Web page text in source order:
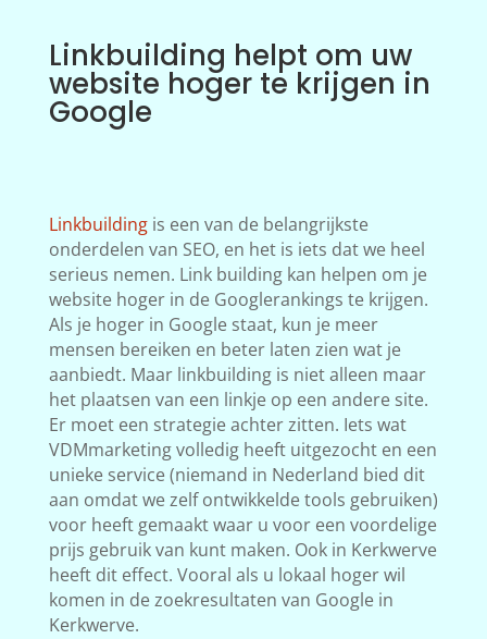
Linkbuilding helpt om uw
website hoger te krijgen in
Google
Linkbuildingis een van de belangrijkste
onderdelen van SEO, en het is iets dat we heel
serieus nemen. Link building kan helpen om je
website hoger in de Googlerankings te krijgen.
Als je hoger in Google staat, kun je meer
mensen bereiken en beter laten zien wat je
aanbiedt. Maar linkbuilding is niet alleen maar
het plaatsen van een linkje op een andere site.
Er moet een strategie achter zitten. Iets wat
VDMmarketing volledig heeft uitgezocht en een
unieke service (niemand in Nederland bied dit
aan omdat we zelf ontwikkelde tools gebruiken)
voor heeft gemaakt waar u voor een voordelige
prijs gebruik van kunt maken. Ook in Kerkwerve
heeft dit effect. Vooral als u lokaal hoger wil
komen in de zoekresultaten van Google in
Kerkwerve.